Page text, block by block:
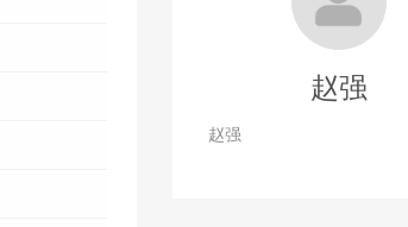
赵强
赵强